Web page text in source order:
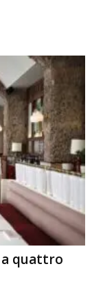
a quattro